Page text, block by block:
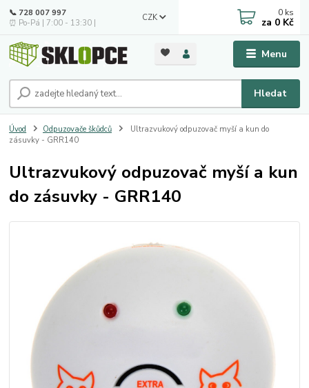
Menu
CZK
Hledat
📞 728 007 997
⏰ Po-Pá | 7:00 - 13:30 |
0 ks
za 0 Kč
Úvod Odpuzovače škůdců
Ultrazvukový odpuzovač myší a kun do
zásuvky - GRR140
Ultrazvukový odpuzovač myší a kun
do zásuvky - GRR140